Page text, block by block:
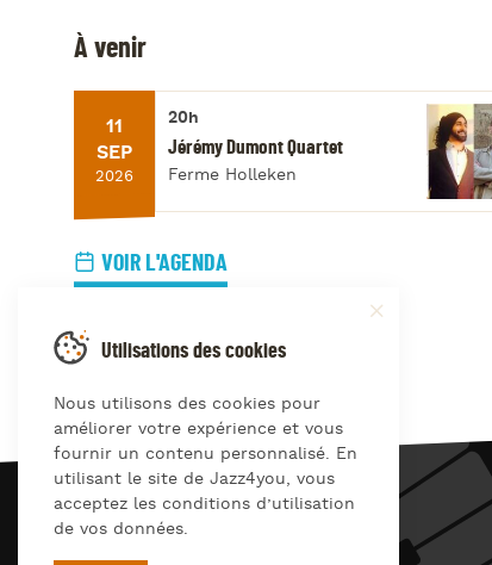
À venir
11
SEP
2026
20h
Jérémy Dumont Quartet
Ferme Holleken
VOIR L'AGENDA
JAZZ4YOU
Utilisations des cookies
Nous utilisons des cookies pour
améliorer votre expérience et vous
fournir un contenu personnalisé. En
utilisant le site de Jazz4you, vous
acceptez les conditions d’utilisation
de vos données.